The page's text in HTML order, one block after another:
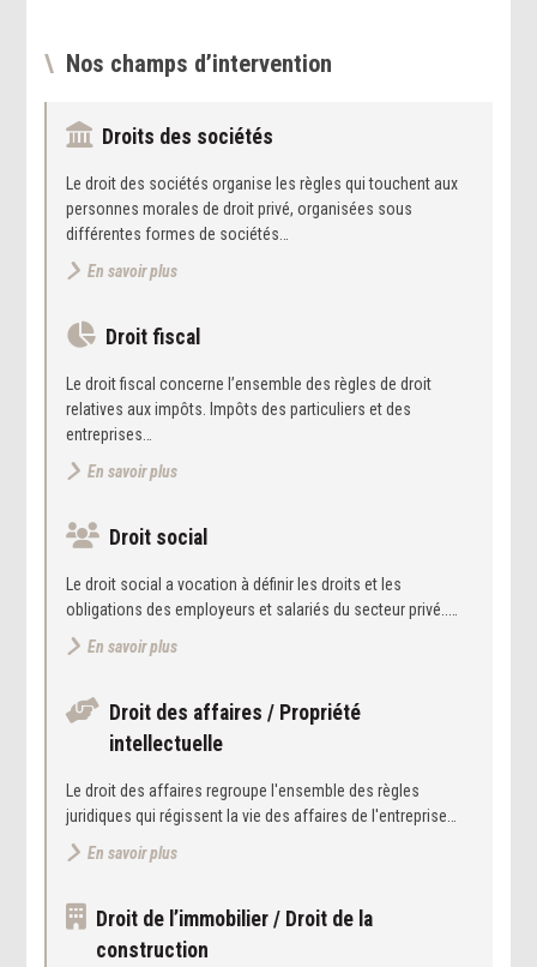
Nos champs d’intervention
Droits des sociétés
Le droit des sociétés organise les règles qui touchent aux
personnes morales de droit privé, organisées sous
différentes formes de sociétés…
En savoir plus
Droit fiscal
Le droit fiscal concerne l’ensemble des règles de droit
relatives aux impôts. Impôts des particuliers et des
entreprises…
En savoir plus
Droit social
Le droit social a vocation à définir les droits et les
obligations des employeurs et salariés du secteur privé..…
En savoir plus
Droit des affaires / Propriété
intellectuelle
Le droit des affaires regroupe l'ensemble des règles
juridiques qui régissent la vie des affaires de l'entreprise…
En savoir plus
Droit de l’immobilier / Droit de la
construction